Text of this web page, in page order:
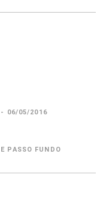
- 06/05/2016
PASSO FUNDO